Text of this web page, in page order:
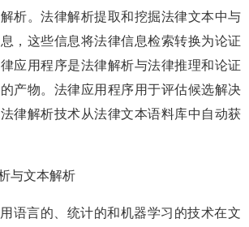
析。法律解析提取和挖掘法律文本中与
，这些信息将法律信息检索转换为论证
应用程序是法律解析与法律推理和论证
产物。法律应用程序用于评估候选解决
律解析技术从法律文本语料库中自动获
与文本解析
语言的、统计的和机器学习的技术在文